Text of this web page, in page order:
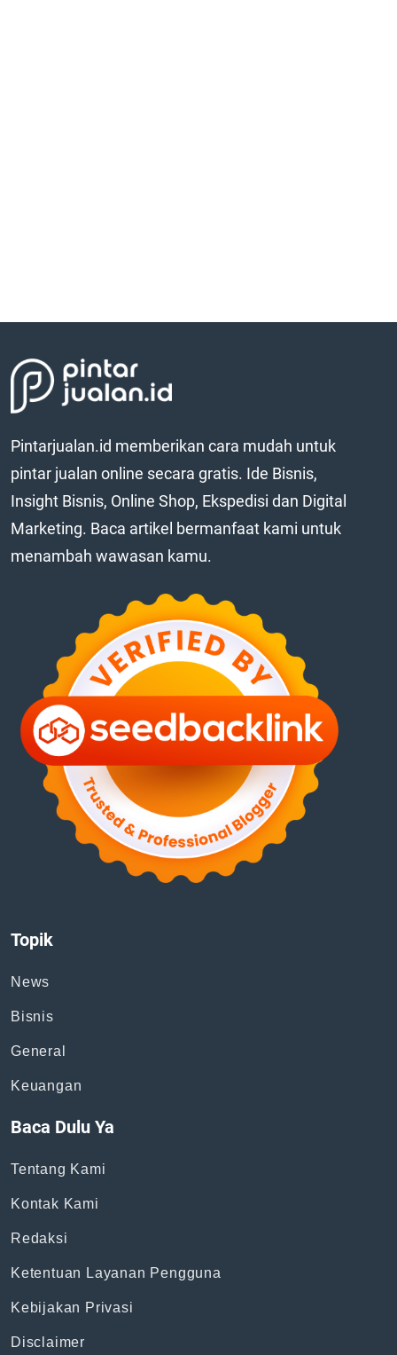
Pintarjualan.id memberikan cara mudah untuk
pintar jualan online secara gratis. Ide Bisnis,
Insight Bisnis, Online Shop, Ekspedisi dan Digital
Marketing. Baca artikel bermanfaat kami untuk
menambah wawasan kamu.
Topik
News
Bisnis
General
Keuangan
Baca Dulu Ya
Tentang Kami
Kontak Kami
Redaksi
Ketentuan Layanan Pengguna
Kebijakan Privasi
Disclaimer